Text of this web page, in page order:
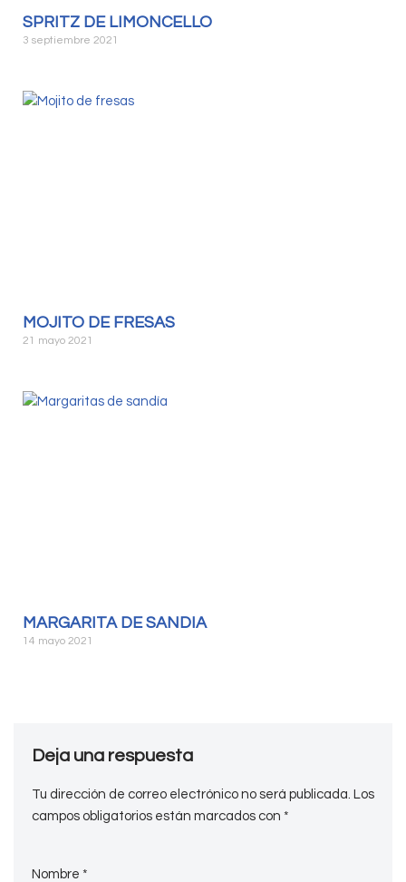
SPRITZ DE LIMONCELLO
3 septiembre 2021
MOJITO DE FRESAS
21 mayo 2021
MARGARITA DE SANDIA
14 mayo 2021
Deja una respuesta
Tu dirección de correo electrónico no será publicada. Los
campos obligatorios están marcados con *
Nombre *